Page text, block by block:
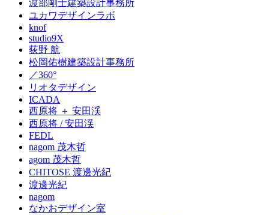
渡部剛士建築設計事務所
ユカワデザインラボ
knof
studio9X
荻野 航
松岡佑樹建築設計事務所
／360°
リオタデザイン
ICADA
西原将 ＋ 安田渓
西原将 / 安田渓
FEDL
nagom 茂木哲
agom 茂木哲
CHITOSE 渡邊光紀
渡邊光紀
nagom
なかおデザイン室